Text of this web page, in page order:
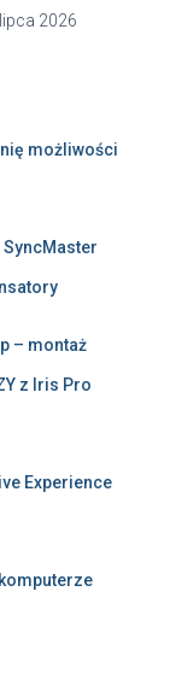
2026
możliwości
SyncMaster
– montaż
z Iris Pro
Experience